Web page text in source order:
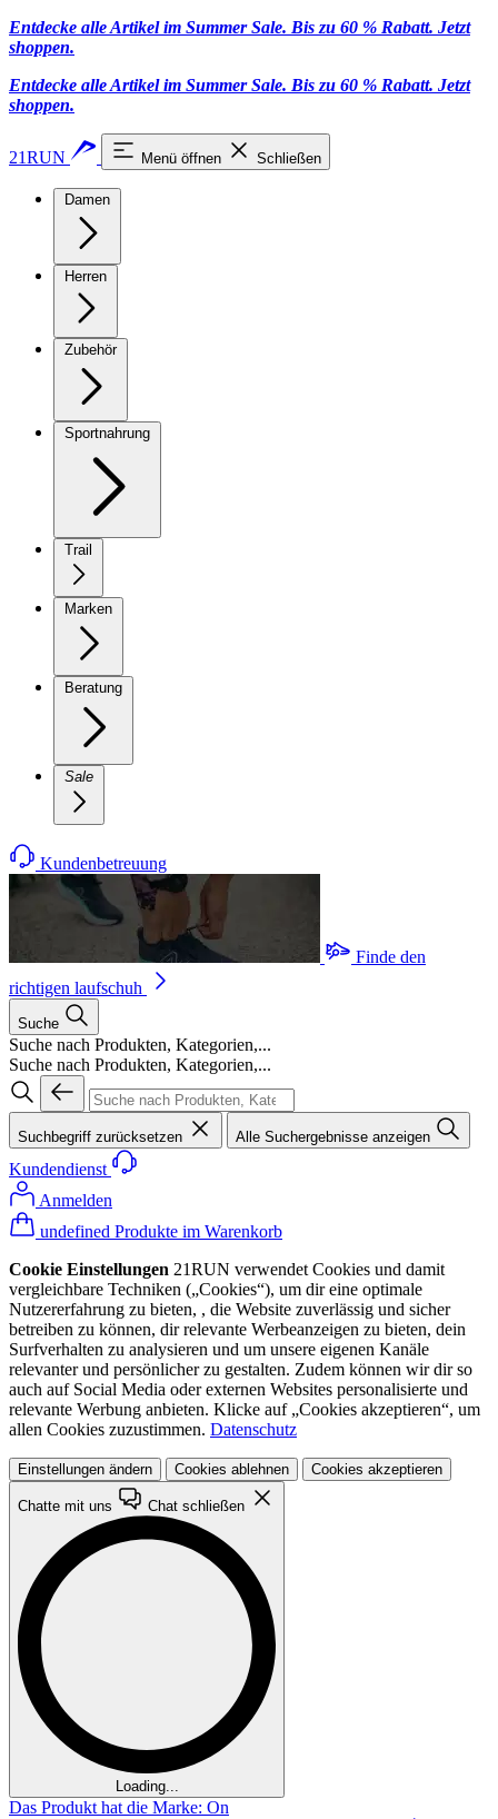
Entdecke alle Artikel im Summer Sale. Bis zu 60 % Rabatt. Jetzt
shoppen.
Entdecke alle Artikel im Summer Sale. Bis zu 60 % Rabatt. Jetzt
shoppen.
21RUN Menü öffnen Schließen
Damen
Herren
Zubehör
Sportnahrung
Trail
Marken
Beratung
Sale
Kundenbetreuung
Finde den
richtigen laufschuh
Suche
Suche nach Produkten, Kategorien,...
Suche nach Produkten, Kategorien,...
Suchbegriff zurücksetzen Alle Suchergebnisse anzeigen
Kundendienst
Anmelden
undefined Produkte im Warenkorb
Cookie Einstellungen 21RUN verwendet Cookies und damit
vergleichbare Techniken („Cookies“), um dir eine optimale
Nutzererfahrung zu bieten, , die Website zuverlässig und sicher
betreiben zu können, dir relevante Werbeanzeigen zu bieten, dein
Surfverhalten zu analysieren und um unsere eigenen Kanäle
relevanter und persönlicher zu gestalten. Zudem können wir dir so
auch auf Social Media oder externen Websites personalisierte und
relevante Werbung anbieten. Klicke auf „Cookies akzeptieren“, um
allen Cookies zuzustimmen. Datenschutz
Einstellungen ändern Cookies ablehnen Cookies akzeptieren
Chatte mit uns Chat schließen
Loading...
Das Produkt hat die Marke: On